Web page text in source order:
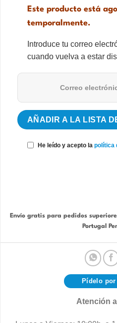
Este producto está
temporalmente.
Introduce tu correo
cuando vuelva a estar
He leído y acepto la política
Envío gratis para pedidos
Portugal
Pídelo por
Atención